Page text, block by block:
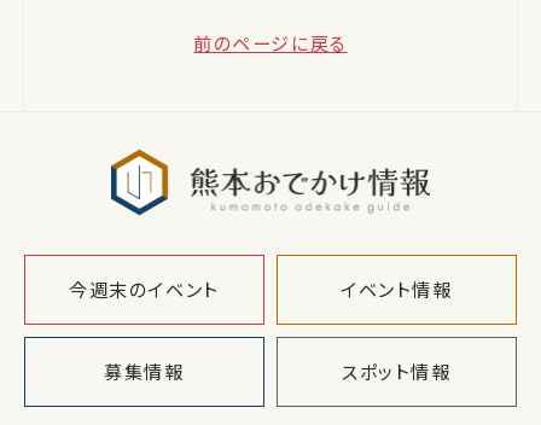
前のページに戻る
今週末のイベント イベント情報
募集情報 スポット情報